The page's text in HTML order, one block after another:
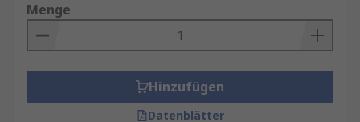
Menge
Hinzufügen
Datenblätter